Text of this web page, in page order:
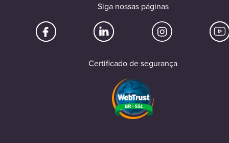
Siga nossas páginas
Certificado de segurança